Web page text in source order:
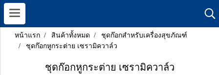
หน้าแรก สินค้าทั้งหมด
ชุดก๊อกสำหรับเครื่องสุขภัณฑ์
ชุดก๊อกหูกระต่าย เซรามิควาล์ว
ชุดก๊อกหูกระต่าย เซรามิควาล์ว